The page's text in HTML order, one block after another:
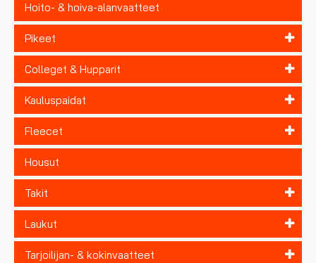
Hoito- & hoiva-alanvaatteet
Pikeet
Colleget & Hupparit
Kauluspaidat
Fleecet
Housut
Takit
Laukut
Tarjoilijan- & kokinvaatteet